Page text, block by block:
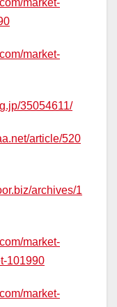
market-
market-
35054611/
article/520
archives/1
market-
101990
market-